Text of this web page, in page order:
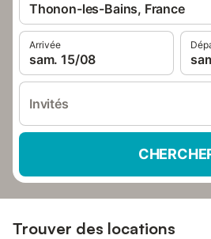
Thonon-les-Bains, France
Arrivée
sam. 15/08
Invités
Trouver des locations